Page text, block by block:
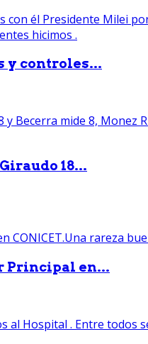
y controles...
18...
Principal en...